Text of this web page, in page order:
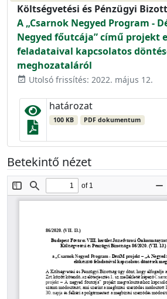
Költségvetési és Pénzügyi
A „Csarnok Negyed Program -
Negyed főutcája” című projekt
feladataival kapcsolatos
meghozataláról
event_available Utolsó frissítés: 2022. május 12.
határozat
100 KB PDF dokumentum
Betekintő nézet